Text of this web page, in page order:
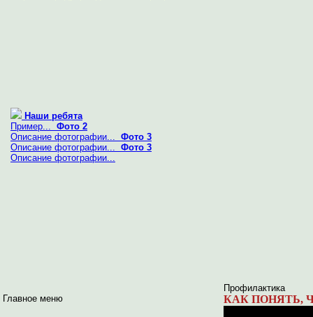
Наши ребята
Пример... Фото 2
Описание фотографии... Фото 3
Описание фотографии... Фото 3
Описание фотографии...
Главное меню
Профилактика
КАК ПОНЯТЬ,